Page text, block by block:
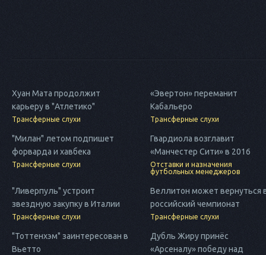
Хуан Мата продолжит
карьеру в "Атлетико"
Трансферные слухи
«Эвертон» переманит
Кабальеро
Трансферные слухи
"Милан" летом подпишет
форварда и хавбека
Трансферные слухи
Гвардиола возглавит
«Манчестер Сити» в 2016
Отставки и назначения
футбольных менеджеров
"Ливерпуль" устроит
звездную закупку в Италии
Трансферные слухи
Веллитон может вернуться
российский чемпионат
Трансферные слухи
"Тоттенхэм" заинтересован в
Вьетто
Дубль Жиру принёс
«Арсеналу» победу над